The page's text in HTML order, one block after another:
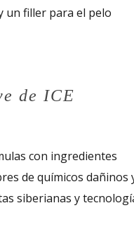
un filler para el pelo
de ICE
con ingredientes
de químicos dañinos
siberianas y